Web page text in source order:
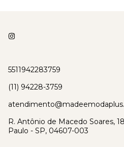
5511942283759
(11) 94228-3759
R. Antônio de Macedo Soares,
Paulo - SP, 04607-003